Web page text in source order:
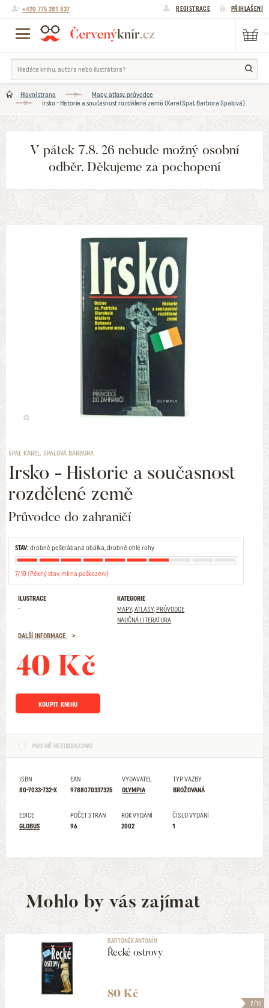
+420 775 281 837 REGISTRACE PŘIHLÁŠENÍ
Hlavní strana
Mapy, atlasy, průvodce
Irsko - Historie a současnost rozdělené země (Karel Spal, Barbora Spalová)
V pátek 7.8. 26 nebude možný osobní
odběr. Děkujeme za pochopení
SPAL KAREL, SPALOVÁ BARBORA
Irsko - Historie a současnost
rozdělené země
Průvodce do zahraničí
STAV:drobně poškrábaná obálka, drobně ohlé rohy
7/10 (Pěkný stav, mírná poškození)
ILUSTRACE
-
KATEGORIE
MAPY, ATLASY, PRŮVODCE
NAUČNÁ LITERATURA
DALŠÍ INFORMACE
40 Kč
KOUPIT KNIHU
PRO MĚ NEZOBRAZOVAT
ISBN
80-7033-732-X
EAN
9788070337325
VYDAVATEL
OLYMPIA
TYP VAZBY
BROŽOVANÁ
EDICE
GLOBUS
POČET STRAN
96
ROK VYDÁNÍ
2002
ČÍSLO VYDÁNÍ
1
Mohlo by vás zajímat
7/10
BARTONĚK ANTONÍN
Řecké ostrovy
80 Kč